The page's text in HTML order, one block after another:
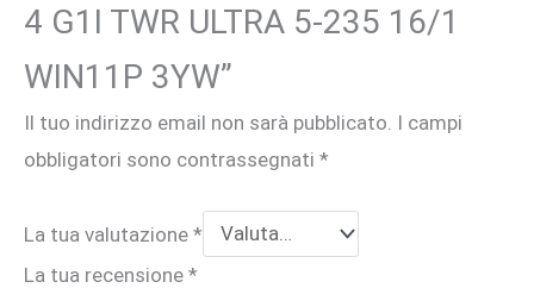
4 G1I TWR ULTRA 5-235 16/1
WIN11P 3YW”
Il tuo indirizzo email non sarà pubblicato. I campi
obbligatori sono contrassegnati *
La tua valutazione *
La tua recensione *